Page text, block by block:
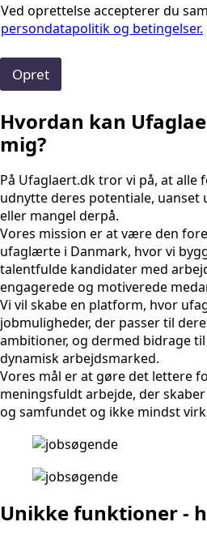
Ved oprettelse accepterer du
persondatapolitik og betingelser.
Opret
Hvordan kan
mig?
På Ufaglaert.dk tror vi på, at alle
udnytte deres potentiale, uanset
eller mangel derpå.
Vores mission er at være den
ufaglærte i Danmark, hvor vi
talentfulde kandidater med
engagerede og motiverede
Vi vil skabe en platform, hvor
jobmuligheder, der passer til
ambitioner, og dermed bidrage
dynamisk arbejdsmarked.
Vores mål er at gøre det lettere
meningsfuldt arbejde, der
og samfundet og ikke mindst
Unikke funktioner -